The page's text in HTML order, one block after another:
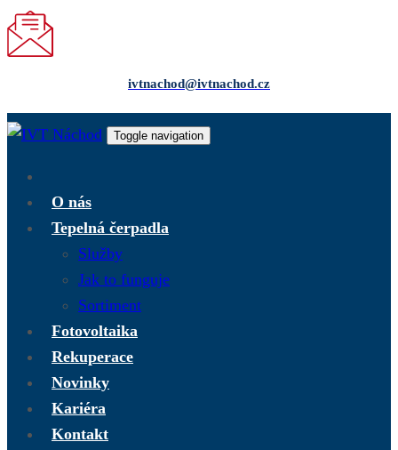
ivtnachod@ivtnachod.cz
Toggle navigation
O nás
Tepelná čerpadla
Služby
Jak to funguje
Sortiment
Fotovoltaika
Rekuperace
Novinky
Kariéra
Kontakt